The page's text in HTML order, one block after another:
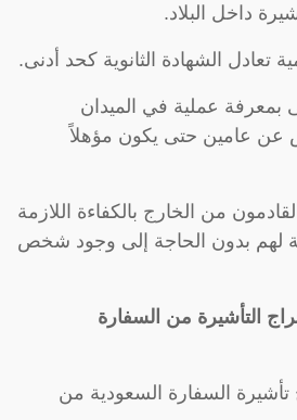
داخل البلاد.
تعادل الشهادة الثانوية كحد أدنى.
عملية في الميدان
عن عامين حتى يكون مؤهلاً
من الخارج بالكفاءة اللازمة
لهم بدون الحاجة إلى وجود شخص
التأشيرة من السفارة
السفارة السعودية من